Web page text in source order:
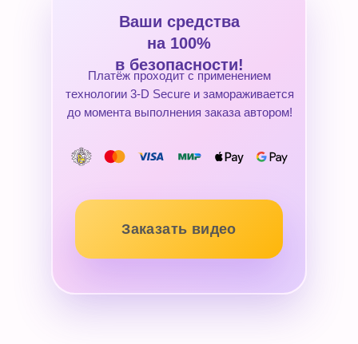
Платёж проходит с применением
технологии 3-D Secure и замораживается
до момента выполнения заказа автором!
Ваши средства
на 100%
в безопасности!
Заказать видео